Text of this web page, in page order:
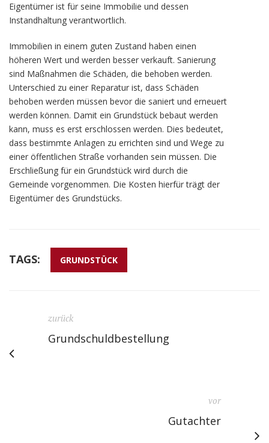
Eigentümer ist für seine Immobilie und dessen
Instandhaltung verantwortlich.
Immobilien in einem guten Zustand haben einen
höheren Wert und werden besser verkauft. Sanierung
sind Maßnahmen die Schäden, die behoben werden.
Unterschied zu einer Reparatur ist, dass Schäden
behoben werden müssen bevor die saniert und erneuert
werden können. Damit ein Grundstück bebaut werden
kann, muss es erst erschlossen werden. Dies bedeutet,
dass bestimmte Anlagen zu errichten sind und Wege zu
einer öffentlichen Straße vorhanden sein müssen. Die
Erschließung für ein Grundstück wird durch die
Gemeinde vorgenommen. Die Kosten hierfür trägt der
Eigentümer des Grundstücks.
TAGS: GRUNDSTÜCK
zurück
Grundschuldbestellung
vor
Gutachter